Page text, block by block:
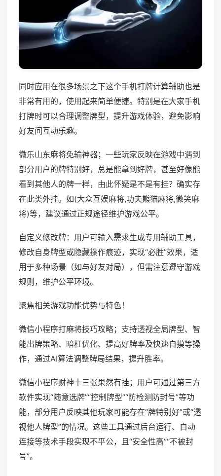
同时应用在很多场景之下这个手机打牌计算辅助也是
非常有用的，使用起来简单便捷。特别是在大家手机
打牌时可以合理调整牌型，提升游戏体验，避免影响
好友间互动乐趣。
微乐山东麻将免输神器；一些玩家反映在游戏中遇到
部分用户的牌特别好，总是能拿到好牌，甚至好像能
看到其他人的牌一样，由此怀疑是不是有挂？确实存
在此类外挂。如(大众互娱麻将,功夫熊猫麻将,微笑麻
将)等，建议通过正规途径维护游戏公平。
自定义修改牌：用户可输入需求生成专用辅助工具，
修改自身牌型或隐藏操作痕迹，实现“必胜”效果，适
用于多种场景（如与好友对局），但需注意遵守游戏
规则，维护公平环境。
聚焦相关游戏功能优势与特色！
微信小程序打麻将技巧攻略；支持透视全局牌型、智
能出牌策略、暗杠优化、提高好牌率及快速自摸等操
作，通过AI算法调整牌局结果，提升胜率。
微信小程序财神十三张果然有挂；用户可通过第三方
软件实现“随意选牌”“控制牌型”“防检测防封号”等功
能，部分用户反映其他玩家可能存在“牌特别好”或“透
视他人牌型”的情况。这些工具通过后台运行、自动
连接等技术手段实现不平公，且“安全性高”“不被封
号”。